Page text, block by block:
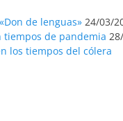
de lenguas» 24/03/
tiempos de pandemia
los tiempos del cólera